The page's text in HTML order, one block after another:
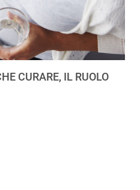
CURARE, IL RUOLO